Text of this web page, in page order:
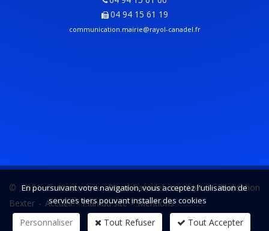
04 94 15 61 19
communication.mairie@rayol-canadel.fr
© 2021 Commune du Rayol-Canadel sur Mer -Réalisation
Bexter - Accueil- Plan du site-Mentions
En poursuivant votre navigation, vous acceptez l'utilisation de
services tiers pouvant installer des cookies
Personnaliser Tout Refuser Tout Accepter